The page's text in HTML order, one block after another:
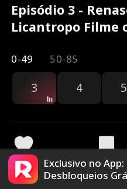
Episódio 3 -
Licantropo Filme
0-49 50-85
3 4 5
1.9k 30.7k
Exclusivo no App:
Desbloqueios